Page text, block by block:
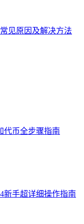
见原因及解决方法
代币全步骤指南
新手超详细操作指南